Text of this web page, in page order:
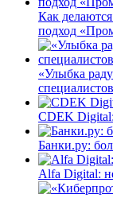
Как
подход
«Улыбка
специалистов
CDEK Digital:
Банки.ру:
Alfa Digital: